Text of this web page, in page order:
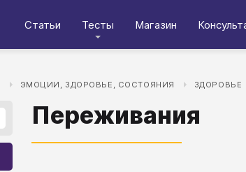
Статьи Тесты Магазин
ЭМОЦИИ, ЗДОРОВЬЕ, СОСТОЯНИЯ ЗДОРОВЬЕ
Переживания